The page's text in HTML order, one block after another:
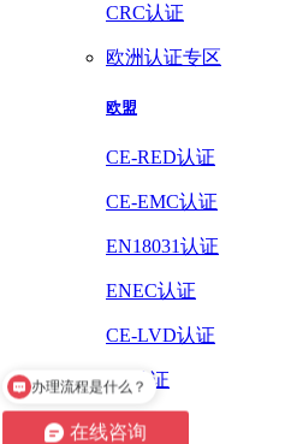
CRC认证
欧洲认证专区
欧盟
CE-RED认证
CE-EMC认证
EN18031认证
ENEC认证
CE-LVD认证
CE认证
ErP认证
在线咨询
办理流程是什么？